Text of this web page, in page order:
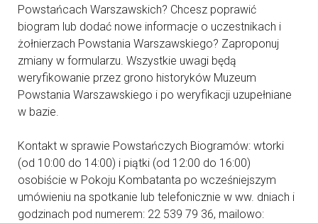
Powstańcach Warszawskich? Chcesz poprawić
biogram lub dodać nowe informacje o uczestnikach i
żołnierzach Powstania Warszawskiego? Zaproponuj
zmiany w formularzu. Wszystkie uwagi będą
weryfikowanie przez grono historyków Muzeum
Powstania Warszawskiego i po weryfikacji uzupełniane
w bazie.
Kontakt w sprawie Powstańczych Biogramów: wtorki
(od 10:00 do 14:00) i piątki (od 12:00 do 16:00)
osobiście w Pokoju Kombatanta po wcześniejszym
umówieniu na spotkanie lub telefonicznie w ww. dniach i
godzinach pod numerem: 22 539 79 36, mailowo: